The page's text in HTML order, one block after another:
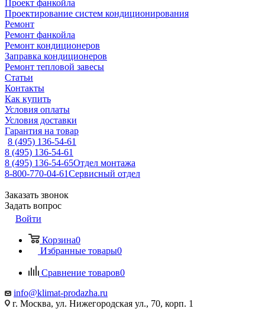
Проект фанкойла
Проектирование систем кондиционирования
Ремонт
Ремонт фанкойла
Ремонт кондиционеров
Заправка кондиционеров
Ремонт тепловой завесы
Статьи
Контакты
Как купить
Условия оплаты
Условия доставки
Гарантия на товар
8 (495) 136-54-61
8 (495) 136-54-61
8 (495) 136-54-65Отдел монтажа
8-800-770-04-61Сервисный отдел
Заказать звонок
Задать вопрос
Войти
Корзина0
Избранные товары0
Сравнение товаров0
info@klimat-prodazha.ru
г. Москва, ул. Нижегородская ул., 70, корп. 1